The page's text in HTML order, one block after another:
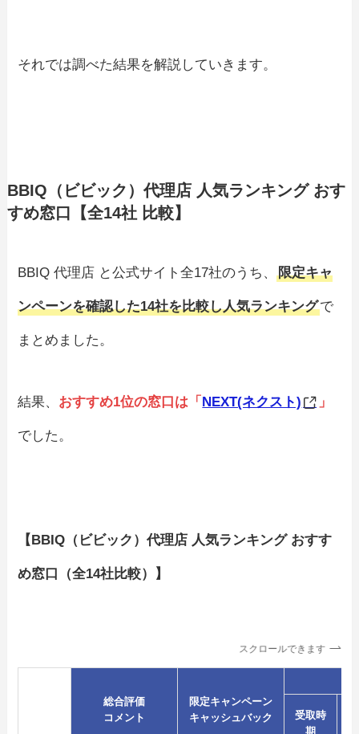
それでは調べた結果を解説していきます。
BBIQ（ビビック）代理店 人気ランキング おす
すめ窓口【全14社 比較】
BBIQ 代理店 と公式サイト全17社のうち、限定キャ
ンペーンを確認した14社を比較し人気ランキングで
まとめました。
結果、 おすすめ1位の窓口は「 NEXT(ネクスト) 」
でした。
【BBIQ（ビビック）代理店 人気ランキング おすす
め窓口（全14社比較）】
スクロールできます
総合評価
コメント
限定キャンペーン
キャッシュバック
受取時
期